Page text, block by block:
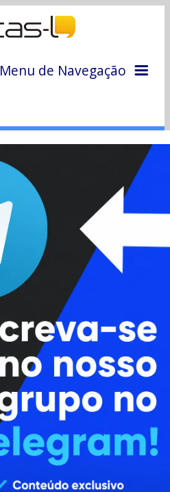
Menu de Navegação
Colunas
Colaboradores
Cursos
Enviar Dica